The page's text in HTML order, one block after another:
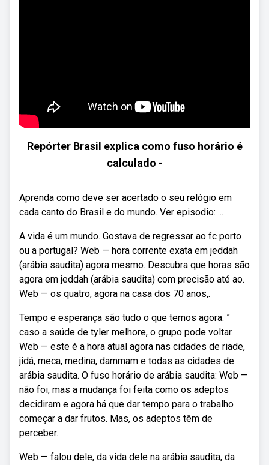
Repórter Brasil explica como fuso horário é
calculado -
Aprenda como deve ser acertado o seu relógio em
cada canto do Brasil e do mundo. Ver episodio: ...
A vida é um mundo. Gostava de regressar ao fc porto
ou a portugal? Web — hora corrente exata em jeddah
(arábia saudita) agora mesmo. Descubra que horas são
agora em jeddah (arábia saudita) com precisão até ao.
Web — os quatro, agora na casa dos 70 anos,.
Tempo e esperança são tudo o que temos agora. ”
caso a saúde de tyler melhore, o grupo pode voltar.
Web — este é a hora atual agora nas cidades de riade,
jidá, meca, medina, dammam e todas as cidades de
arábia saudita. O fuso horário de arábia saudita: Web —
não foi, mas a mudança foi feita como os adeptos
decidiram e agora há que dar tempo para o trabalho
começar a dar frutos. Mas, os adeptos têm de
perceber.
Web — falou dele, da vida dele na arábia saudita, da